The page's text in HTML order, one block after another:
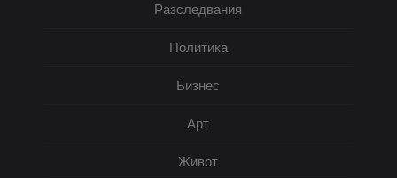
Разследвания
Политика
Бизнес
Арт
Живот